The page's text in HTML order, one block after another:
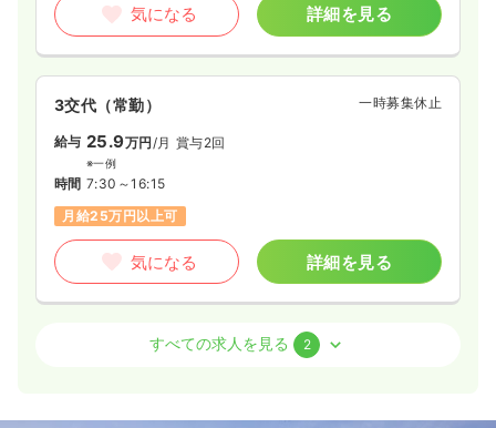
気になる 詳細を見る
3交代（常勤） 一時募集休止
給与 25.9万円 /月 賞与2回
※一例
時間 7:30～16:15
月給25万円以上可
気になる 詳細を見る
すべての求人を見る 2